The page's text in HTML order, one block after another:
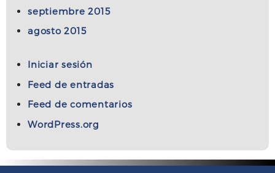
septiembre 2015
agosto 2015
Iniciar sesión
Feed de entradas
Feed de comentarios
WordPress.org